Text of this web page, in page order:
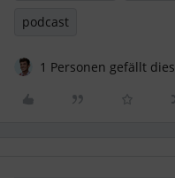
podcast
1 Personen gefällt dies